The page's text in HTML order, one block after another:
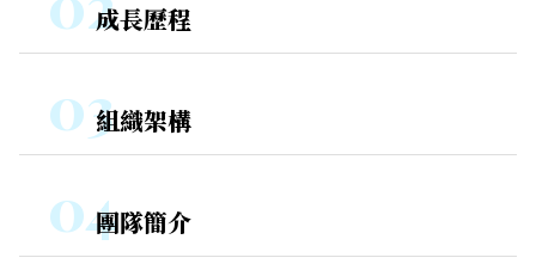
成長歷程
組織架構
團隊簡介